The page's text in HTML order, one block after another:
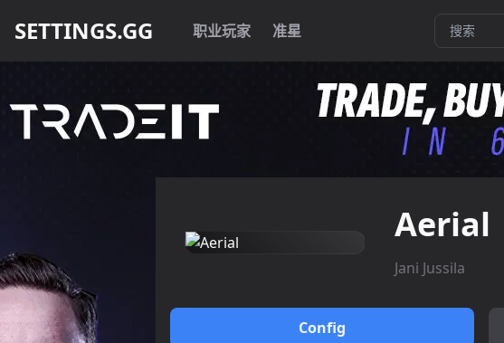
SETTINGS.GG 职业玩家 准星
Aerial
Jani Jussila
Config